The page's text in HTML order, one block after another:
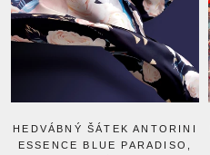
HEDVÁBNÝ ŠÁTEK ANTORINI
ESSENCE BLUE PARADISO,